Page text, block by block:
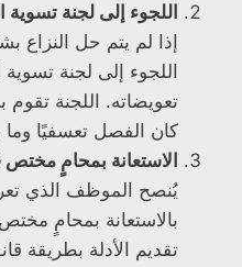
اللجوء إلى لجنة تسوية
إذا لم يتم حل
اللجوء إلى لجنة
تعويضاته. اللجنة تقوم
كان الفصل تعسفيًا
الاستعانة بمحامٍ
يُنصح الموظف الذي
بالاستعانة بمحامٍ
تقديم الأدلة بطريقة